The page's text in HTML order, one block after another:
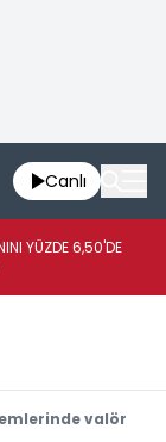
Canlı
YÜZDE 6,50'DE
valör